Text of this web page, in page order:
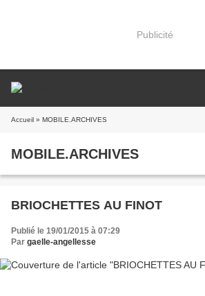
Publicité
Accueil » MOBILE.ARCHIVES
MOBILE.ARCHIVES
BRIOCHETTES AU FINOT
Publié le 19/01/2015 à 07:29
Par gaelle-angellesse